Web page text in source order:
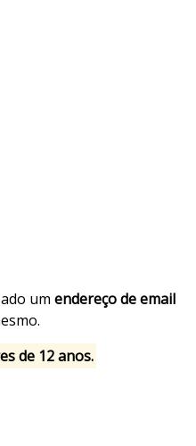
um endereço de email
de 12 anos.